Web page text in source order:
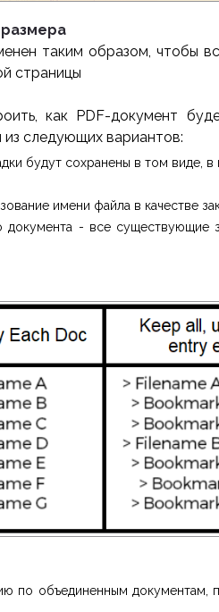
таким образом, чтобы
страницы
как PDF-документ
следующих вариантов:
будут сохранены в том виде,
имени файла в качестве
- все существующие
по объединенным